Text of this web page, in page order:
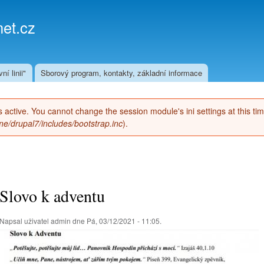
linii" Sborový program, kontakty, základní informace
active. You cannot change the session module's ini settings at this
drupal7/includes/bootstrap.inc).
Slovo k adventu
Napsal uživatel admin dne Pá, 03/12/2021 - 11:05.